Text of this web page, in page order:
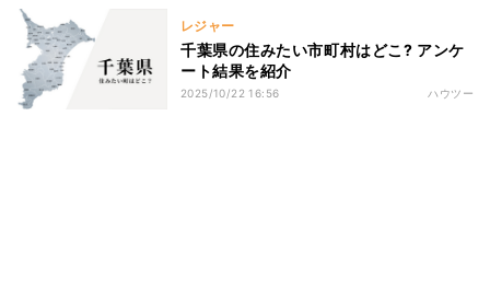
レジャー
千葉県の住みたい市町村はどこ? アンケ
ート結果を紹介
2025/10/22 16:56 ハウツー